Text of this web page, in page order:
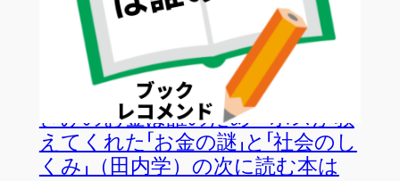
きみのお金は誰のため―ボスが教
えてくれた「お金の謎」と「社会のし
くみ」（田内学）の次に読む本は